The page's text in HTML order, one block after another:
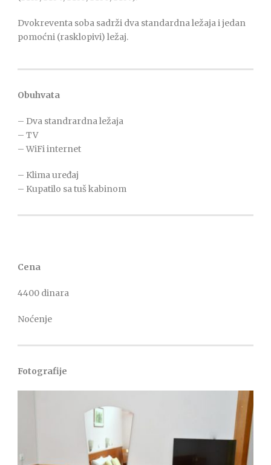
Dvokreventa soba sadrži dva standardna ležaja i jedan
pomoćni (rasklopivi) ležaj.
Obuhvata
– Dva standrardna ležaja
– TV
– WiFi internet
– Klima uređaj
– Kupatilo sa tuš kabinom
Cena
4400 dinara
Noćenje
Fotografije